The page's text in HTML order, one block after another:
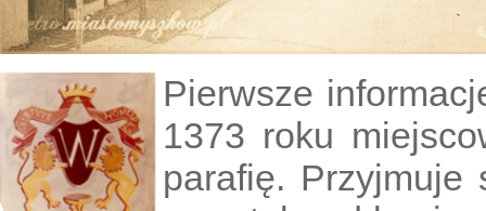
Pierwsze
1373 roku
parafię. Przyjmuje